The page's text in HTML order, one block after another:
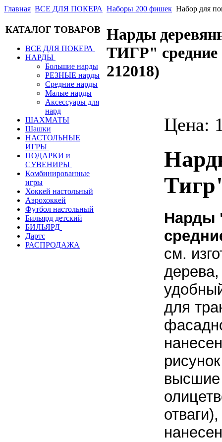
Главная ВСЕ ДЛЯ ПОКЕРА Наборы 200 фишек Набор для
КАТАЛОГ ТОВАРОВ
ВСЕ ДЛЯ ПОКЕРА
НАРДЫ
Большие нарды
РЕЗНЫЕ нарды
Средние нарды
Малые нарды
Аксессуары для
нард
ШАХМАТЫ
Шашки
НАСТОЛЬНЫЕ
ИГРЫ
ПОДАРКИ и
СУВЕНИРЫ
Комбинированные
игры
Хоккей настольный
Аэрохоккей
Футбол настольный
Бильярд детский
БИЛЬЯРД
Дартс
РАСПРОДАЖА
Нарды
ТИГР" средние
212018)
Цена:
Нарды
см.
для